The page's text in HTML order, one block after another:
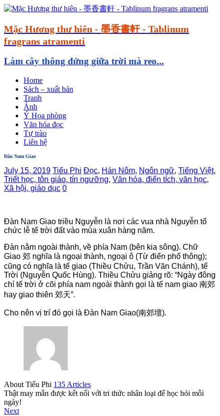
Mặc Hương thư hiên - 墨香書軒 - Tablinum
fragrans atramenti
Làm cây thông đứng giữa trời mà reo...
Home
Sách – xuất bản
Tranh
Ảnh
Ý Họa phòng
Văn hóa đọc
Tự trào
Liên hệ
Đàn Nam Giao
July 15, 2019 Tiểu Phi Đọc, Hán Nôm, Ngôn ngữ, Tiếng Việt,
Triết học, tôn giáo, tín ngưỡng, Văn hóa, điển tích, văn học,
Xã hội, giáo dục 0
Đàn Nam Giao triều Nguyễn là nơi các vua nhà Nguyễn tổ
chức lễ tế trời đất vào mùa xuân hàng năm.
Đàn nằm ngoài thành, về phía Nam (bên kia sông). Chữ
Giao 郊 nghĩa là ngoại thành, ngoại ô (Từ điển phổ thông);
cũng có nghĩa là tế giao (Thiều Chửu, Trần Văn Chánh), tế
Trời (Nguyễn Quốc Hùng). Thiều Chửu giảng rõ: “Ngày đông
chí tế trời ở cõi phía nam ngoài thành gọi là tế nam giao 南郊
hay giao thiên 郊天”.
Cho nên vị trí đó gọi là Đàn Nam Giao(南郊壇).
About Tiểu Phi 135 Articles
Thật may mắn được kết nối với tri thức nhân loại để học hỏi mỗi
ngày!
Next